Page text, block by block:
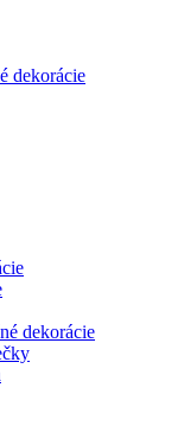
dekorácie
dekorácie